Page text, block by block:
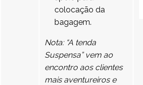
colocação da
bagagem.
Nota: “A tenda
Suspensa” vem ao
encontro aos clientes
mais aventureiros e